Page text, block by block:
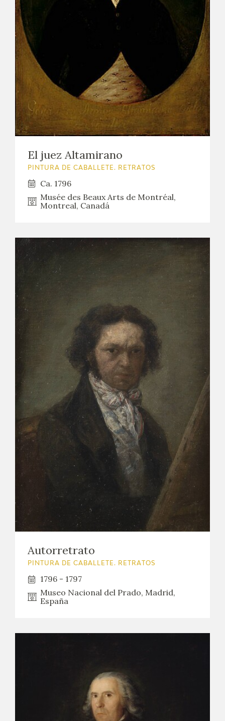
El juez Altamirano
PINTURA DE CABALLETE. RETRATOS
Ca. 1796
Musée des Beaux Arts de Montréal,
Montreal, Canadá
Autorretrato
PINTURA DE CABALLETE. RETRATOS
1796 - 1797
Museo Nacional del Prado, Madrid,
España